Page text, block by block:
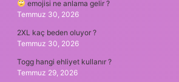
emojisi ne anlama gelir ?
Temmuz 30, 2026
2XL kaç beden oluyor ?
Temmuz 30, 2026
Togg hangi ehliyet kullanır ?
Temmuz 29, 2026